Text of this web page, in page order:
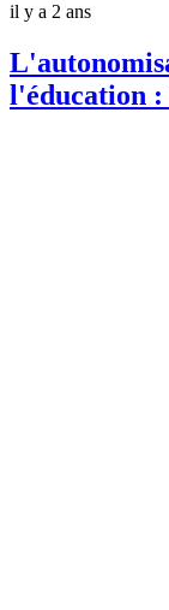
il y a 2 ans
l'éducation :